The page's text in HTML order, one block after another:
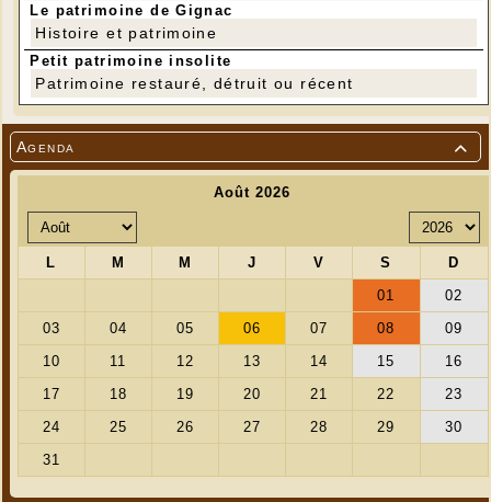

Agenda
Le patrimoine de Gignac
Histoire et patrimoine
Petit patrimoine insolite
Patrimoine restauré, détruit ou récent